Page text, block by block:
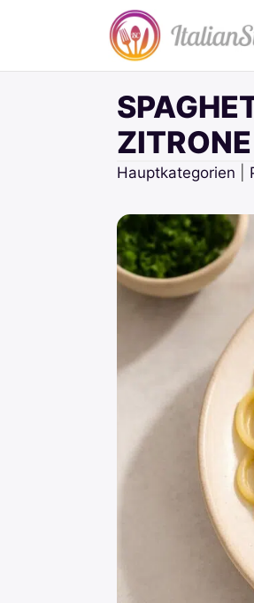
ZITRONE
Hauptkategorien